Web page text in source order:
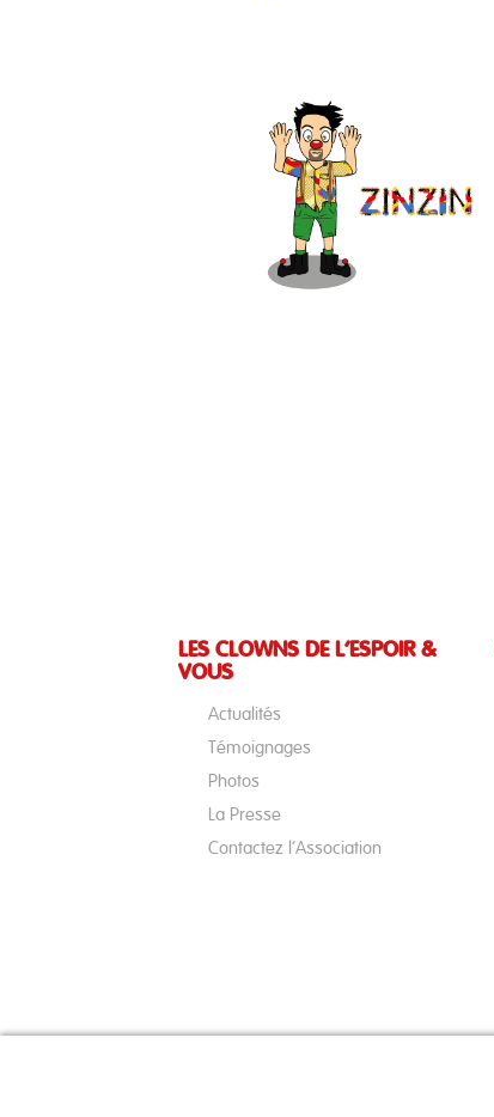
LES CLOWNS DE L’ESPOIR &
VOUS
Actualités
Témoignages
Photos
La Presse
Contactez l’Association